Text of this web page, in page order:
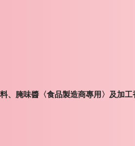
腌味醬〈食品製造商專用〉及加